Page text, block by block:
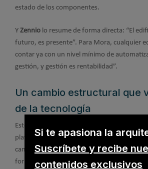
estado de los componentes.
Y Zennio lo resume de forma directa: “El
futuro, es presente”. Para Mora, cualquier
contar ya con un nivel mínimo de
gestión, y gestión es rentabilidad”.
Un cambio estructural que
de la tecnología
Este Pulso al Mercado deja una conclusión
plataforma no es solo una cuestión de
cambio estructural que requiere normativa,
formación y colaboración entre todos los
Si te apasiona la
Suscríbete y recibe
contenidos exclusivos